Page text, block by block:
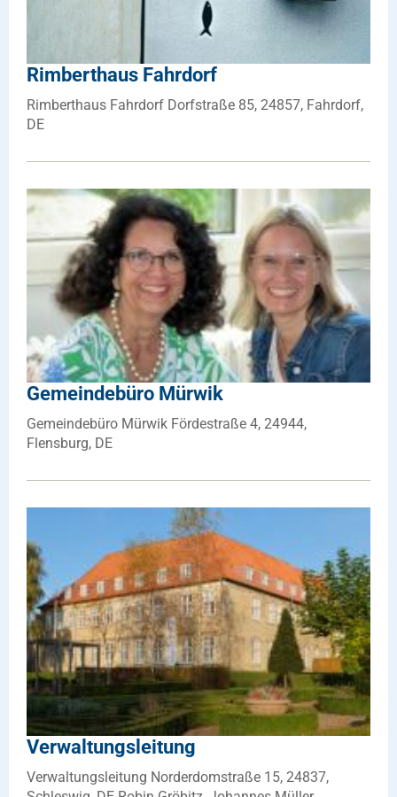
Rimberthaus Fahrdorf
Rimberthaus Fahrdorf Dorfstraße 85, 24857, Fahrdorf,
DE
Gemeindebüro Mürwik
Gemeindebüro Mürwik Fördestraße 4, 24944,
Flensburg, DE
Verwaltungsleitung
Verwaltungsleitung Norderdomstraße 15, 24837,